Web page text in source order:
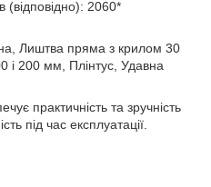
(відповідно): 2060*
Лиштва пряма з крилом 30
200 мм, Плінтус, Удавна
практичність та зручність
під час експлуатації.